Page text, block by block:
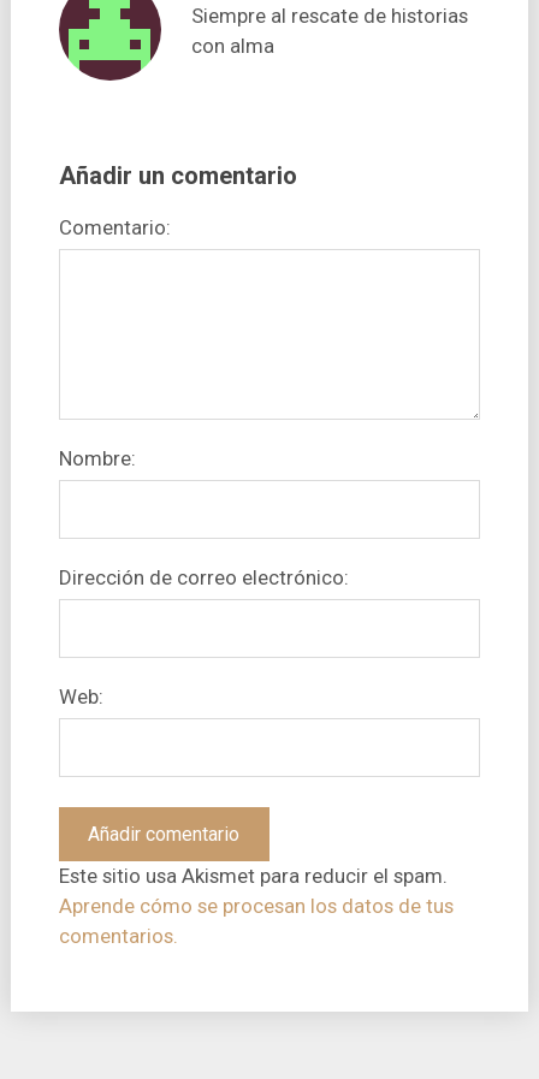
Siempre al rescate de historias
con alma
Añadir un comentario
Comentario:
Nombre:
Dirección de correo electrónico:
Web:
Este sitio usa Akismet para reducir el spam.
Aprende cómo se procesan los datos de tus
comentarios.